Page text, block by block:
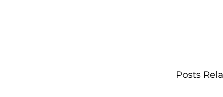
Posts